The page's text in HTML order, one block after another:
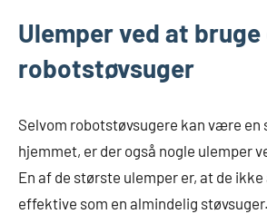
Ulemper ved at bruge
robotstøvsuger
Selvom robotstøvsugere kan være en
hjemmet, er der også nogle ulemper
En af de største ulemper er, at de
effektive som en almindelig